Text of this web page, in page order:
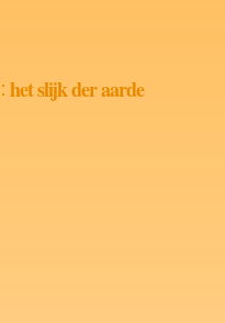
het slijk der aarde